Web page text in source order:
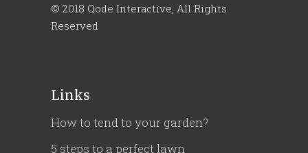
© 2018 Qode Interactive , All Rights
Reserved
Links
How to tend to your garden?
5 steps to a perfect lawn